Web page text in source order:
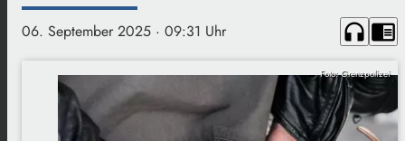
06. September 2025 · 09:31 Uhr headphones chrome_reader_mode
Foto: Grenzpolizei